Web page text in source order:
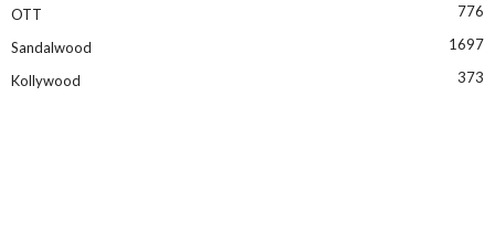
OTT 776
Sandalwood 1697
Kollywood 373